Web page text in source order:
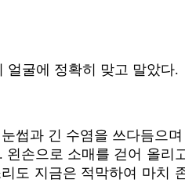
얼굴에 정확히 맞고 말았다.
과 긴 수염을 쓰다듬으
손으로 소매를 걷어 올리
도 지금은 적막하여 마치